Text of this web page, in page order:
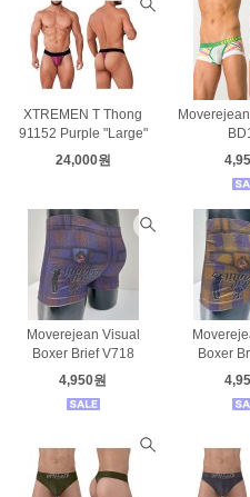
XTREMEN T Thong
91152 Purple "Large"
24,000원
Moverejean Visual
Boxer Brief V718
4,950원
Boxer